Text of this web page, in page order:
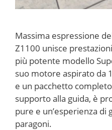
Massima espressione
Z1100 unisce
più potente modello
suo motore aspirato da
e un pacchetto
supporto alla guida, è
pure e un’esperienza di
paragoni.